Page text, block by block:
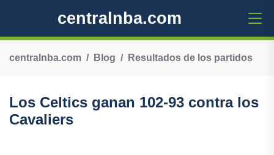
centralnba.com
centralnba.com Blog Resultados de los partidos
Los Celtics ganan 102-93 contra los
Cavaliers